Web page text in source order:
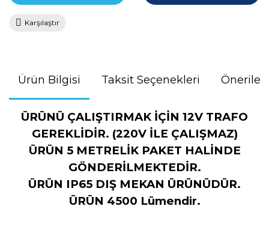
Karşılaştır
Ürün Bilgisi Taksit Seçenekleri
ÜRÜNÜ ÇALIŞTIRMAK İÇİN 12V TRAFO
GEREKLİDİR. (220V İLE ÇALIŞMAZ)
ÜRÜN 5 METRELİK PAKET HALİNDE
GÖNDERİLMEKTEDİR.
ÜRÜN IP65 DIŞ MEKAN ÜRÜNÜDÜR.
ÜRÜN 4500 Lümendir.